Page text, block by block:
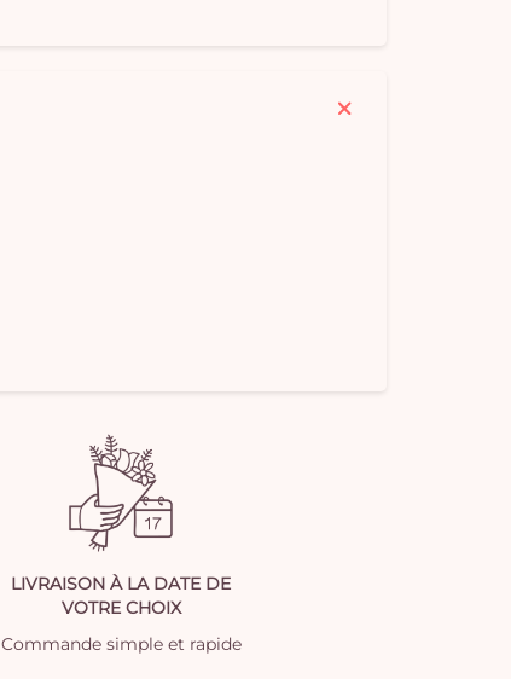
LIVRAISON À LA DATE DE
VOTRE CHOIX
Commande simple et rapide